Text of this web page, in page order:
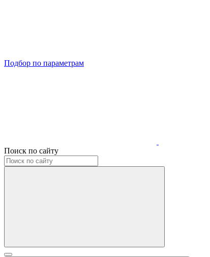
Подбор по параметрам
Поиск по сайту